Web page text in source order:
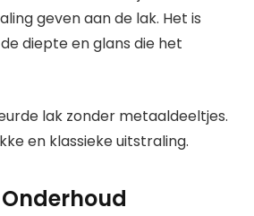
geven aan de lak. Het is
diepte en glans die het
lak zonder metaaldeeltjes.
en klassieke uitstraling.